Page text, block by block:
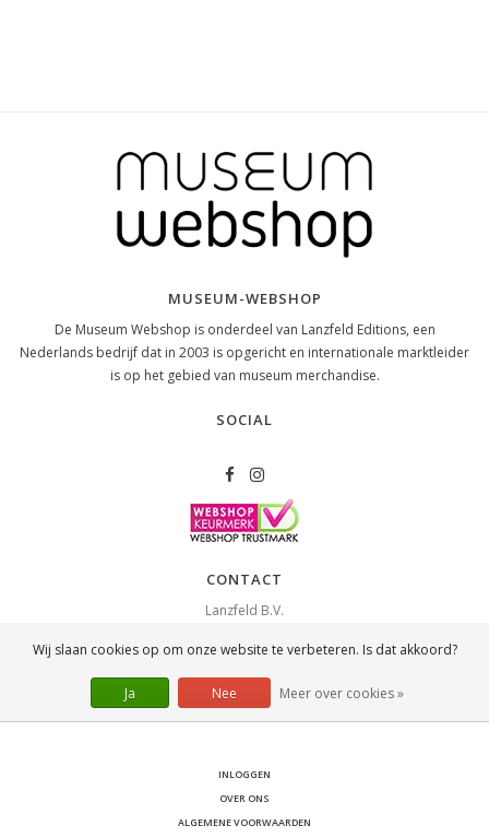
MUSEUM-WEBSHOP
De Museum Webshop is onderdeel van Lanzfeld Editions, een
Nederlands bedrijf dat in 2003 is opgericht en internationale marktleider
is op het gebied van museum merchandise.
SOCIAL
CONTACT
Lanzfeld B.V.
2631 RSNootdorp
info@lanzfeld.nl
088 33 66 990
INLOGGEN
OVER ONS
ALGEMENE VOORWAARDEN
Wij slaan cookies op om onze website te verbeteren. Is dat akkoord?
Ja Nee Meer over cookies »